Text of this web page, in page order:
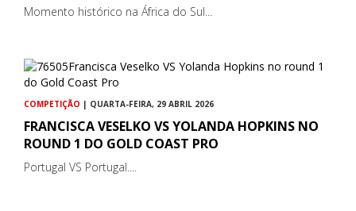
Momento histórico na África do Sul...
COMPETIÇÃO | QUARTA-FEIRA, 29 ABRIL 2026
FRANCISCA VESELKO VS YOLANDA HOPKINS NO
ROUND 1 DO GOLD COAST PRO
Portugal VS Portugal....